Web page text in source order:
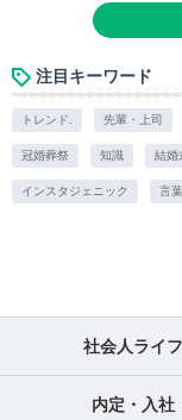
注目キーワード
トレンド. 先輩・上司
冠婚葬祭 知識 結婚
インスタジェニック 言葉
社会人ライフ
内定・入社